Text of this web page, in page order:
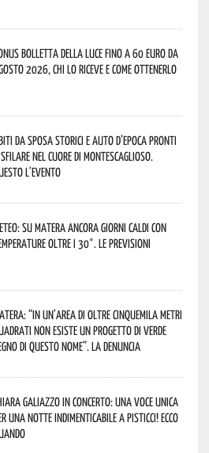
bolletta della luce fino a 60 euro da
2026, chi lo riceve e come ottenerlo
da sposa storici e auto d’epoca pronti
nel cuore di Montescaglioso.
l’evento
su Matera ancora giorni caldi con
oltre i 30°. Le previsioni
“In un’area di oltre cinquemila metri
non esiste un progetto di verde
di questo nome”. La denuncia
Galiazzo in concerto: una voce unica
una notte indimenticabile a Pisticci! Ecco